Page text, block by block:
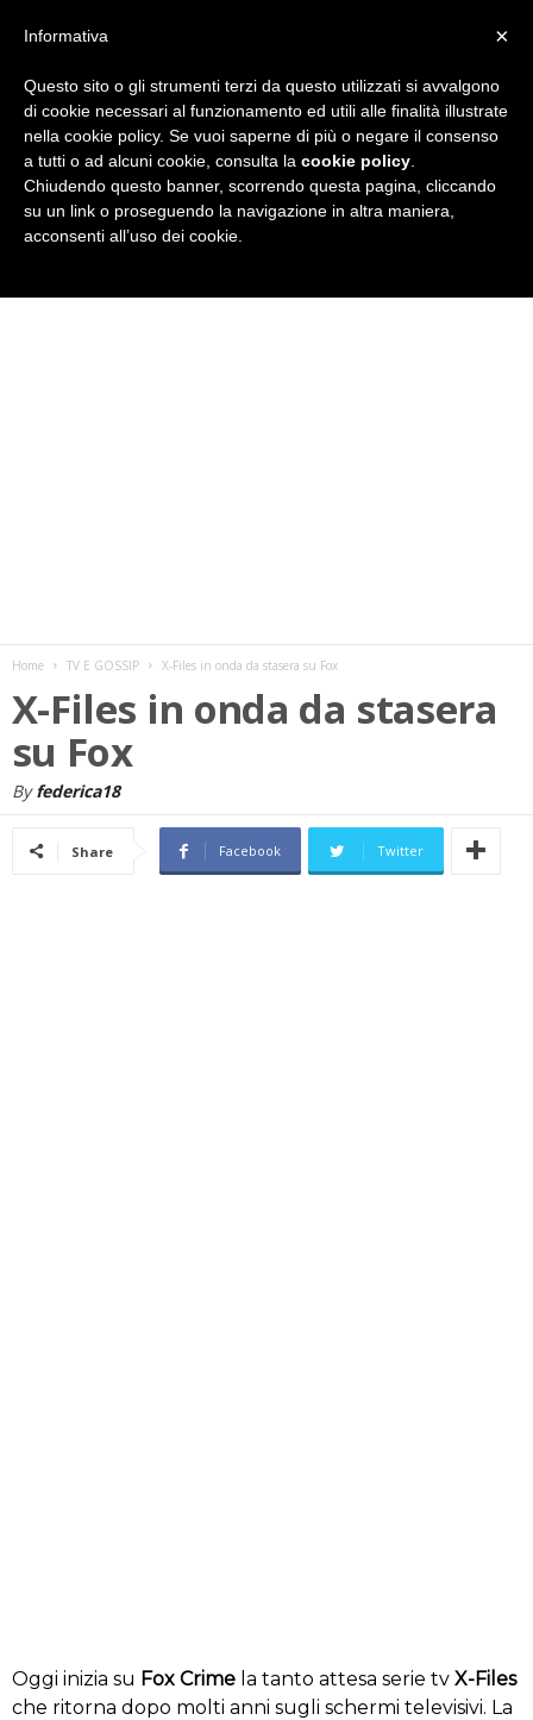
i
Home TV E GOSSIP X-Files in onda da stasera su Fox
X-Files in onda da stasera
su Fox
By federica18
Share Facebook Twitter
Oggi inizia su Fox Crime la tanto attesa serie tv X-Files
che ritorna dopo molti anni sugli schermi televisivi. La
×
Informativa
Questo sito o gli strumenti terzi da questo utilizzati si avvalgono
di cookie necessari al funzionamento ed utili alle finalità illustrate
nella cookie policy. Se vuoi saperne di più o negare il consenso
a tutti o ad alcuni cookie, consulta la cookie policy
Chiudendo questo banner, scorrendo questa pagina, cliccando
su un link o proseguendo la navigazione in altra maniera,
acconsenti all’uso dei cookie.